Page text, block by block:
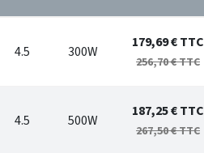
4.5 300W
179,69 €TTC
256,70 €TTC
4.5 500W
187,25 €TTC
267,50 €TTC